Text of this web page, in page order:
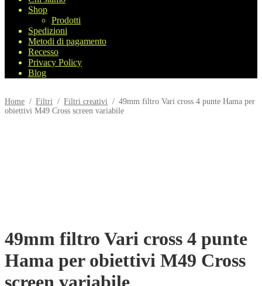
Shop
Prodotti
Spedizioni
Metodi di pagamento
Recesso
Privacy Policy
Blog
Home / Filtri / Filtri creativi / 49mm filtro Vari cross 4 punte Hama per
obiettivi M49 Cross screen variabile
49mm filtro Vari cross 4 punte
Hama per obiettivi M49 Cross
screen variabile